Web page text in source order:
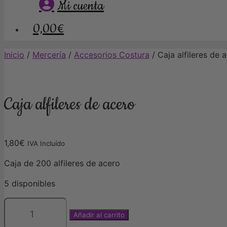
Mi cuenta
0,00€
Inicio / Mercería / Accesorios Costura / Caja alfileres de
Caja alfileres de acero
1,80€ IVA Incluído
Caja de 200 alfileres de acero
5 disponibles
Añadir al carrito